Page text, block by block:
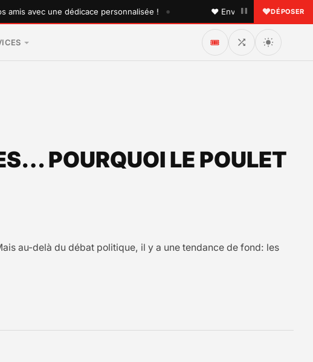
avec une dédicace personnalisée ! • ♥ Envoyez une dédicace à
DÉPOSER
🎟️
POURQUOI LE POULET
au-delà du débat politique, il y a une tendance de fond: les